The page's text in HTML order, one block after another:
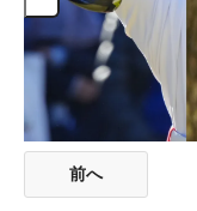
前へ